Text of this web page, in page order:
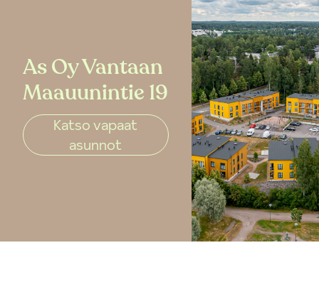
As Oy Vantaan
Maauunintie 19
Katso vapaat
asunnot